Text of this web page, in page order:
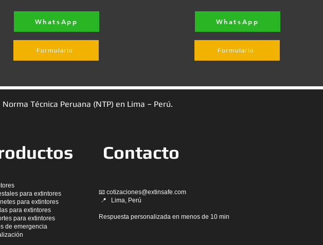
WhatsApp
Formulario
WhatsApp
Formulario
Técnica Peruana (NTP) en Lima – Perú.
Contacto
para extintores
para extintores
para extintores
para extintores
de emergencia
📧 cotizaciones@extinsafe.com
📍 Lima, Perú
Respuesta personalizada en menos de 10 min